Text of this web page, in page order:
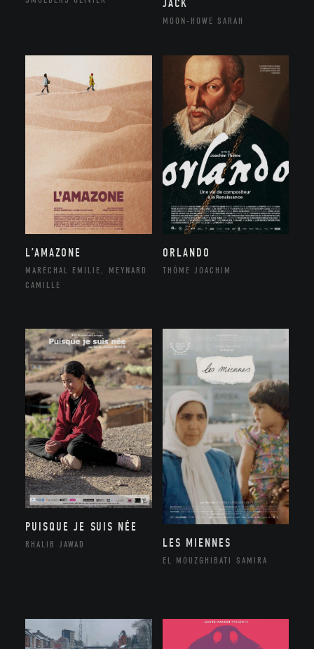
JACK
MOON-HOWE SARAH
L’AMAZONE
MARÉCHAL EMILIE, MEYNARD
CAMILLE
ORLANDO
THÔME JOACHIM
PUISQUE JE SUIS NÉE
RHALIB JAWAD LES MIENNES
EL MOUZGHIBATI SAMIRA